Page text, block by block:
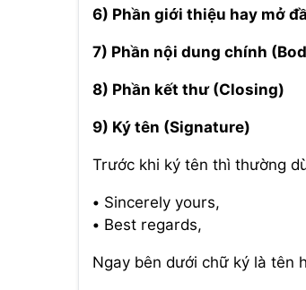
6) Phần giới thiệu hay mở
7) Phần nội dung chính
8) Phần kết thư (Closing)
9) Ký tên (Signature)
Trước khi ký tên thì thường
• Sincerely yours,
• Best regards,
Ngay bên dưới chữ ký là tên